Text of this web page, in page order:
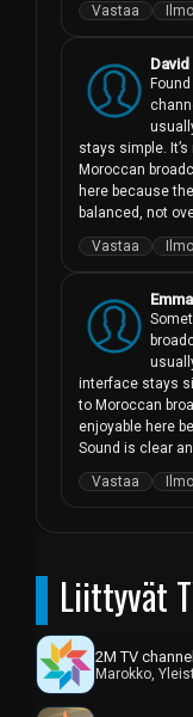
Liittyvät
2M TV channel
Marokko,
Vastaa
David
stays simple.
Moroccan
here because
balanced, not
Vastaa
interface stays
to Moroccan
enjoyable here
Sound is clear
Vastaa